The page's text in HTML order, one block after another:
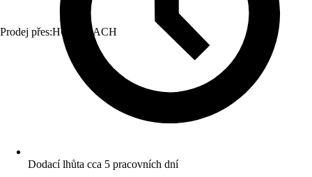
Prodej přes:HORNBACH
Dodací lhůta cca 5 pracovních dní